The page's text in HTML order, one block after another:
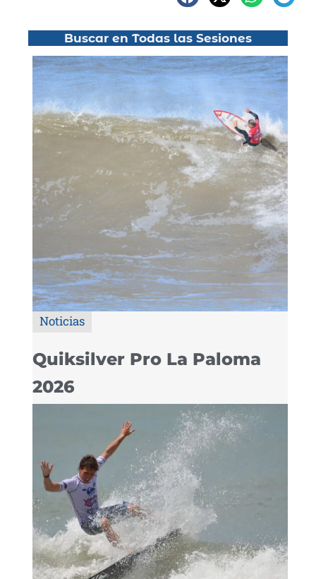
Buscar en Todas las Sesiones
Noticias
Quiksilver Pro La Paloma
2026